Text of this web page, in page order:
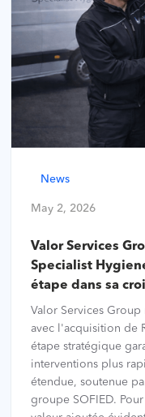
News
May 2, 2026
Valor Services
Specialist
étape dans sa
Valor Services
avec l'acquisition de
étape stratégique
interventions plus
étendue, soutenue
groupe SOFIED.